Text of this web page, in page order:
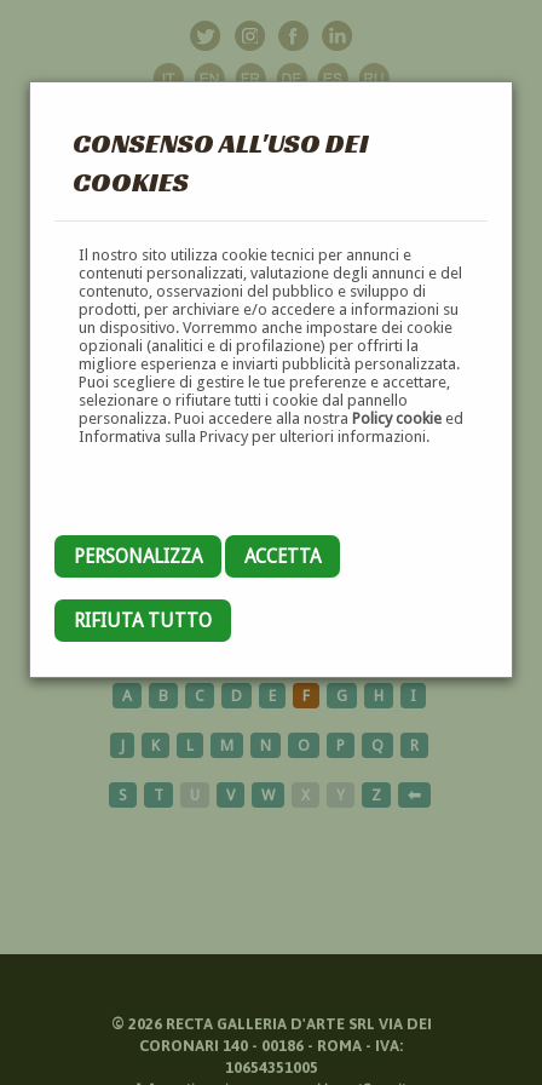
CONSENSO ALL'USO DEI
COOKIES
Il nostro sito utilizza cookie tecnici per annunci e
contenuti personalizzati, valutazione degli annunci e del
contenuto, osservazioni del pubblico e sviluppo di
prodotti, per archiviare e/o accedere a informazioni su
un dispositivo. Vorremmo anche impostare dei cookie
opzionali (analitici e di profilazione) per offrirti la
migliore esperienza e inviarti pubblicità personalizzata.
Puoi scegliere di gestire le tue preferenze e accettare,
selezionare o rifiutare tutti i cookie dal pannello
personalizza. Puoi accedere alla nostra Policy cookieed
Informativa sulla Privacy per ulteriori informazioni.
PERSONALIZZA ACCETTA
RIFIUTA TUTTO
GALLERIAD'ARTE
DIPINTI E SCULTURE '800 E '900
TORINO
A B C D E F G H I
J K L M N O P Q R
S T U V W X Y Z ⬅
© 2026RECTA GALLERIA D'ARTE SRL VIA DEI
CORONARI 140 - 00186 - ROMA - IVA:
10654351005